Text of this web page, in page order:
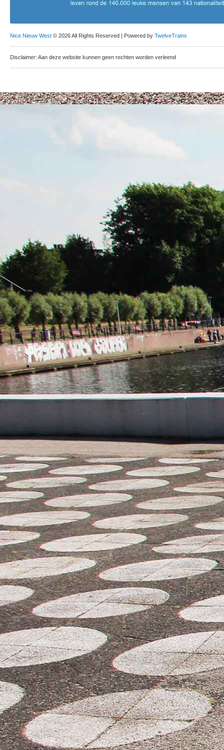
Nice Nieuw West © 2026 All Rights Reserved | Powered by TwelveTrains
Disclaimer: Aan deze website kunnen geen rechten worden verleend